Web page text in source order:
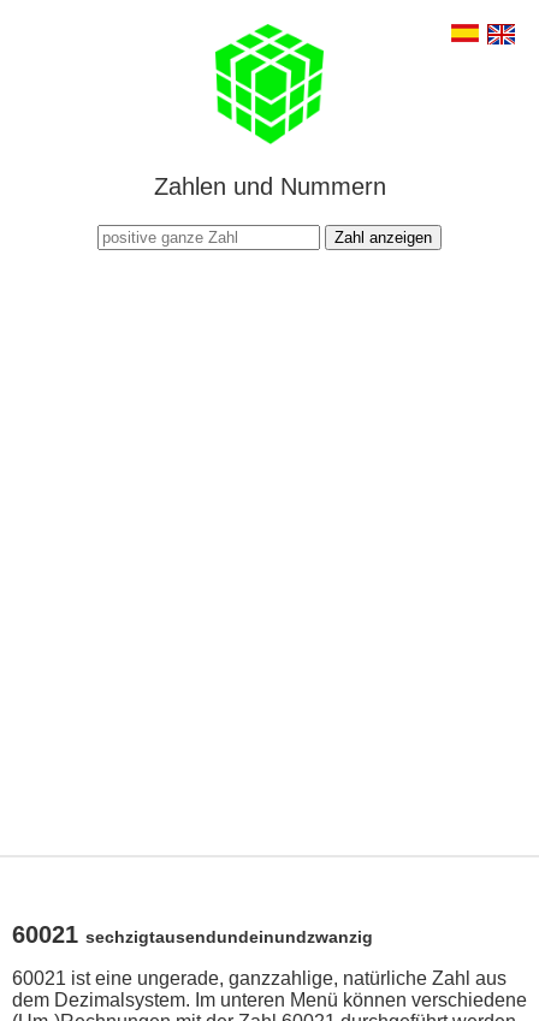
Zahlen und Nummern
Zahl anzeigen
60021 sechzigtausendundeinundzwanzig
60021 ist eine ungerade, ganzzahlige, natürliche Zahl aus
dem Dezimalsystem. Im unteren Menü können verschiedene